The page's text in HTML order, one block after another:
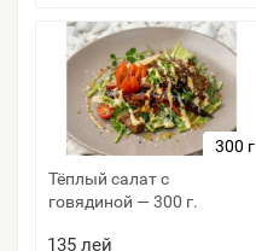
300 г
Тёплый салат с
говядиной — 300 г.
135лей